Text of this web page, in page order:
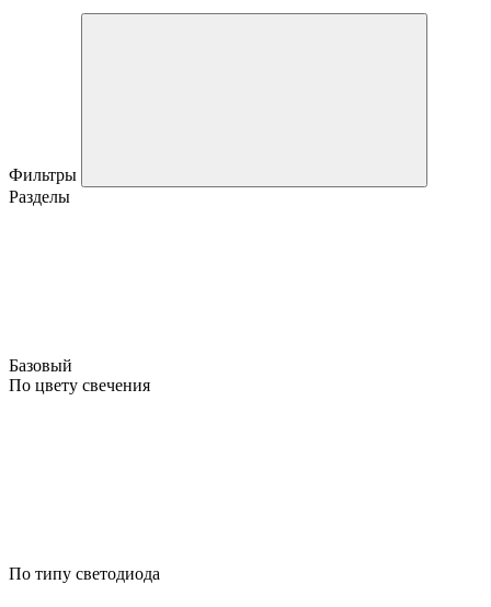
Фильтры
Разделы
Базовый
По цвету свечения
По типу светодиода